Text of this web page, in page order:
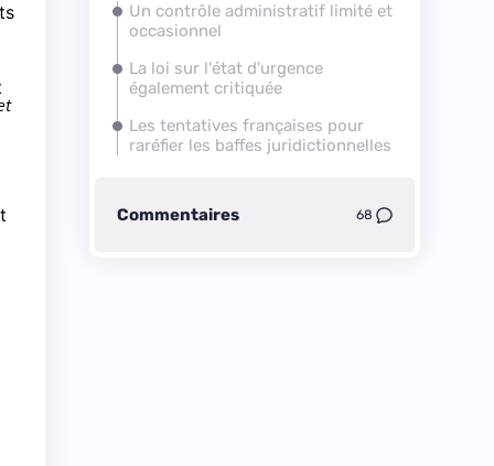
Un contrôle administratif limité et
occasionnel
La loi sur l'état d'urgence
également critiquée
Les tentatives françaises pour
raréfier les baffes juridictionnelles
Commentaires 68